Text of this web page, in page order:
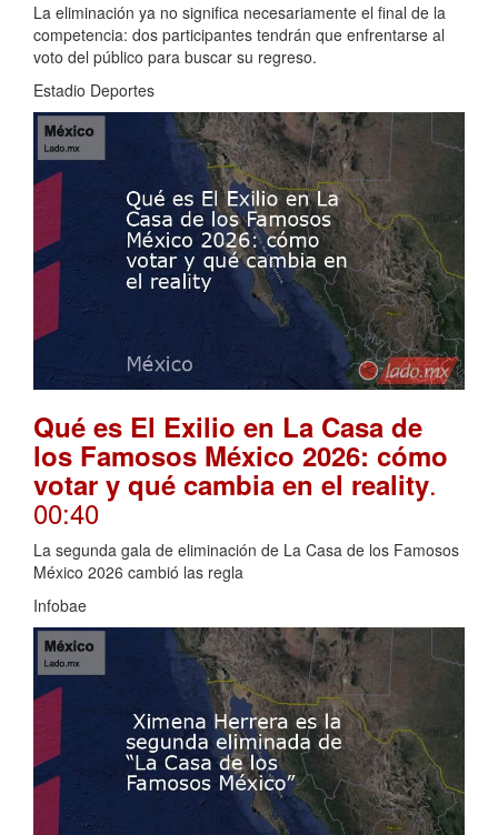
La eliminación ya no significa necesariamente el final de la
competencia: dos participantes tendrán que enfrentarse al
voto del público para buscar su regreso.
Estadio Deportes
Qué es El Exilio en La Casa de
los Famosos México 2026: cómo
votar y qué cambia en el reality.
00:40
La segunda gala de eliminación de La Casa de los Famosos
México 2026 cambió las regla
Infobae